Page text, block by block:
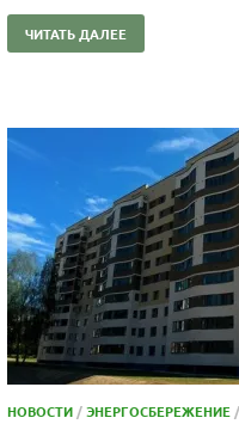
ЧИТАТЬ ДАЛЕЕ
НОВОСТИ /ЭНЕРГОСБЕРЕЖЕНИЕ /